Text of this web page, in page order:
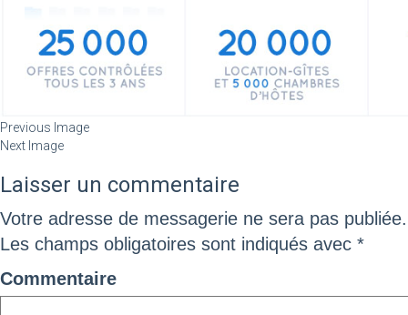
Previous Image
Next Image
Laisser un commentaire
Votre adresse de messagerie ne sera pas publiée.
Les champs obligatoires sont indiqués avec *
Commentaire